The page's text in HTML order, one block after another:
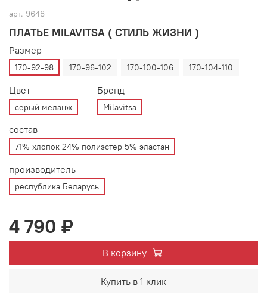
арт. 9648
ПЛАТЬЕ MILAVITSA ( СТИЛЬ ЖИЗНИ )
Размер
170-92-98 170-96-102 170-100-106 170-104-110
Цвет
серый меланж
Бренд
Milavitsa
состав
71% хлопок 24% полиэстер 5% эластан
производитель
республика Беларусь
4 790 ₽
В корзину
Купить в 1 клик